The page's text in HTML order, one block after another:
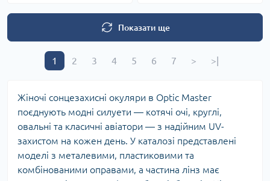
Показати ще
1 2 3 4 5 6 7 > >|
Жіночі сонцезахисні окуляри в Optic Master
поєднують модні силуети — котячі очі, круглі,
овальні та класичні авіатори — з надійним UV-
захистом на кожен день. У каталозі представлені
моделі з металевими, пластиковими та
комбінованими оправами, а частина лінз має